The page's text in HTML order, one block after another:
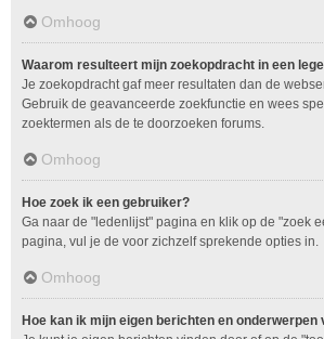
Omhoog
Waarom resulteert mijn zoekopdracht in een
Je zoekopdracht gaf meer resultaten dan de
Gebruik de geavanceerde zoekfunctie en wees
zoektermen als de te doorzoeken forums.
Omhoog
Hoe zoek ik een gebruiker?
Ga naar de "ledenlijst" pagina en klik op de "zoek
pagina, vul je de voor zichzelf sprekende opties in.
Omhoog
Hoe kan ik mijn eigen berichten en onderwerpen